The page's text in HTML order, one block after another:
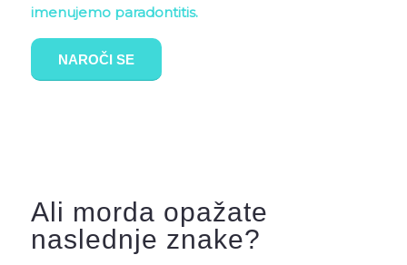
imenujemo paradontitis.
NAROČI SE
Ali morda opažate
naslednje znake?